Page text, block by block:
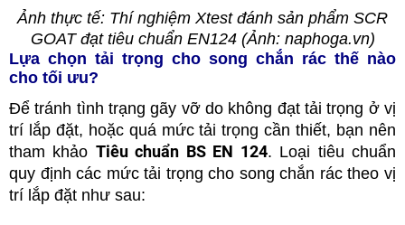
Ảnh thực tế: Thí nghiệm Xtest đánh sản phẩm SCR
GOAT đạt tiêu chuẩn EN124 (Ảnh: naphoga.vn)
Lựa chọn tải trọng cho song chắn rác thế nào
cho tối ưu?
Để tránh tình trạng gãy vỡ do không đạt tải trọng ở vị
trí lắp đặt, hoặc quá mức tải trọng cần thiết, bạn nên
tham khảo Tiêu chuẩn BS EN 124. Loại tiêu chuẩn
quy định các mức tải trọng cho song chắn rác theo vị
trí lắp đặt như sau: